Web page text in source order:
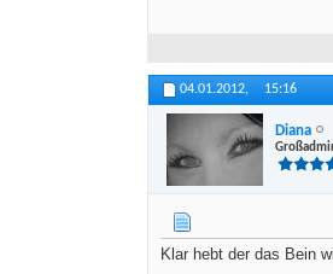
04.01.2012, 15:16
Diana
Klar hebt der das Bein